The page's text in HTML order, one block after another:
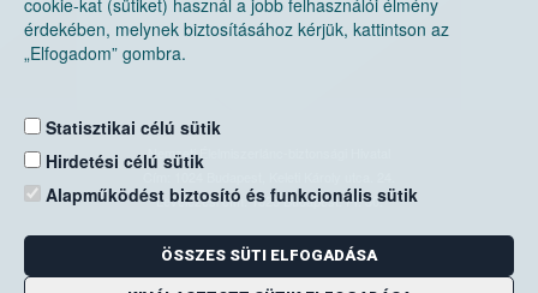
cookie-kat (sütiket) használ a jobb felhasználói élmény
érdekében, melynek biztosításához kérjük, kattintson az
„Elfogadom” gombra.
Statisztikai célú sütik
Hirdetési célú sütik
Alapműködést biztosító és funkcionális sütik
ÖSSZES SÜTI ELFOGADÁSA
Nemzeti Élelmiszerlánc-biztonsági Hivatal
Levelezési cím: 1525 Budapest. Pf. 30.
E-mail:ugyfelszolgalat@nebih.gov.hu